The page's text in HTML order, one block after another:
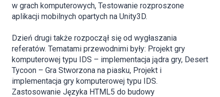
w grach komputerowych, Testowanie rozproszone
aplikacji mobilnych opartych na Unity3D.
Dzień drugi także rozpoczął się od wygłaszania
referatów. Tematami przewodnimi były: Projekt gry
komputerowej typu IDS – implementacja jądra gry, Desert
Tycoon – Gra Stworzona na piasku, Projekt i
implementacja gry komputerowej typu IDS.
Zastosowanie Języka HTML5 do budowy